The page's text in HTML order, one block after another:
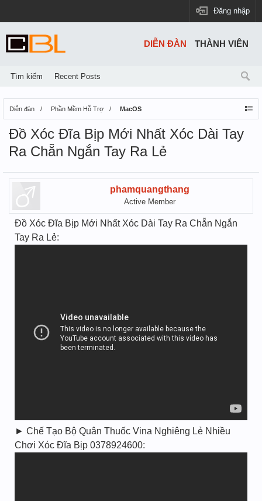
Đăng nhập
Diễn đàn Phần Mềm Hỗ Trợ MacOS
Đồ Xóc Đĩa Bịp Mới Nhất Xóc Dài Tay
Ra Chẵn Ngắn Tay Ra Lẻ
phamquangthang
Active Member
Đồ Xóc Đĩa Bịp Mới Nhất Xóc Dài Tay Ra Chẵn Ngắn
Tay Ra Lẻ:
► Chế Tạo Bộ Quân Thuốc Vina Nghiêng Lẻ Nhiều
Chơi Xóc Đĩa Bịp 0378924600:
DIỄN ĐÀN
Tìm kiếm Recent Posts
THÀNH VIÊN